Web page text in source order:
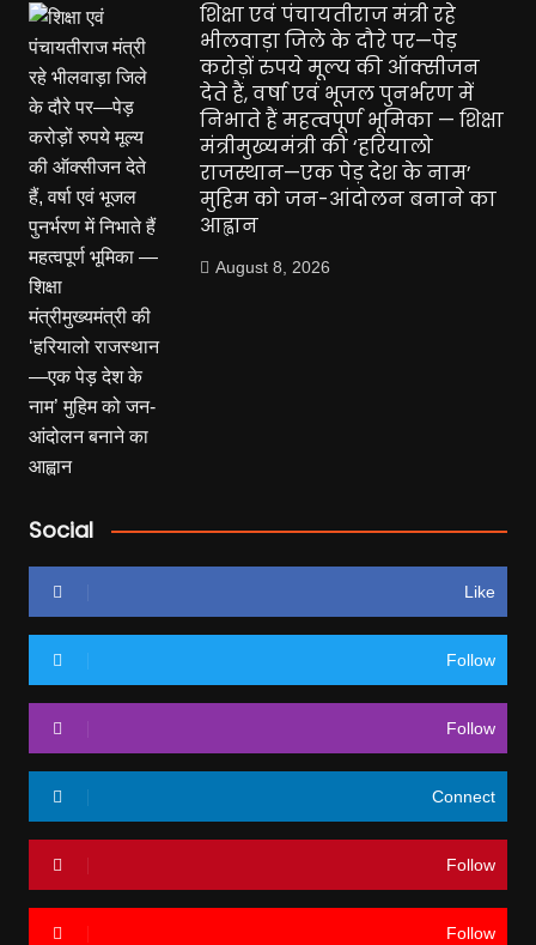
शिक्षा एवं पंचायतीराज मंत्री रहे
भीलवाड़ा जिले के दौरे पर—पेड़
करोड़ों रुपये मूल्य की ऑक्सीजन
देते हैं, वर्षा एवं भूजल पुनर्भरण में
निभाते हैं महत्वपूर्ण भूमिका — शिक्षा
मंत्रीमुख्यमंत्री की ‘हरियालो
राजस्थान—एक पेड़ देश के नाम’
मुहिम को जन-आंदोलन बनाने का
आह्वान
August 8, 2026
Social
Like
Follow
Follow
Connect
Follow
Follow